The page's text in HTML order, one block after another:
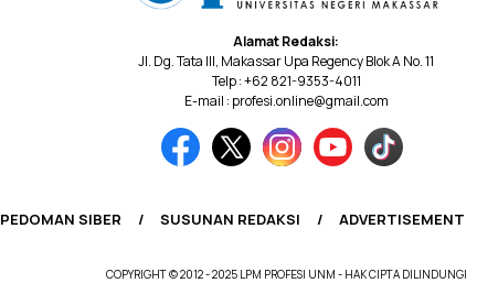
Alamat Redaksi:
Jl. Dg. Tata III, Makassar Upa Regency Blok A No. 11
Telp : +62 821-9353-4011
E-mail : profesi.online@gmail.com
PEDOMAN SIBER SUSUNAN REDAKSI ADVERTISEMENT
COPYRIGHT © 2012 - 2025 LPM PROFESI UNM - HAK CIPTA DILINDUNGI